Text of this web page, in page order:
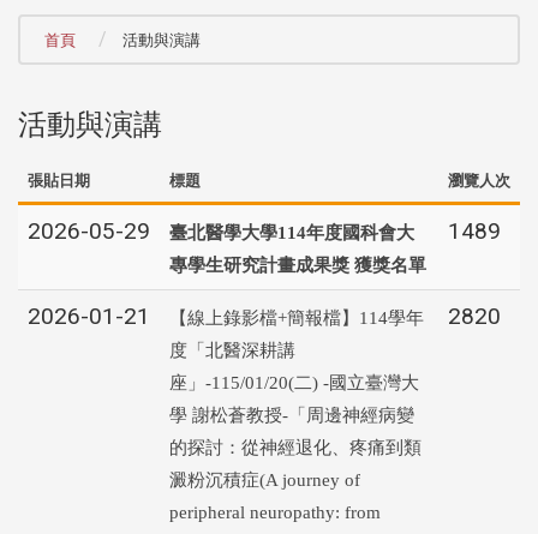
首頁 活動與演講
活動與演講
張貼日期 標題 瀏覽人次
2026-05-29
臺北醫學大學114年度國科會大
專學生研究計畫成果獎 獲獎名單
1489
2026-01-21
【線上錄影檔+簡報檔】114學年
度「北醫深耕講
座」-115/01/20(二) -國立臺灣大
學 謝松蒼教授-「周邊神經病變
的探討：從神經退化、疼痛到類
澱粉沉積症(A journey of
peripheral neuropathy: from
2820